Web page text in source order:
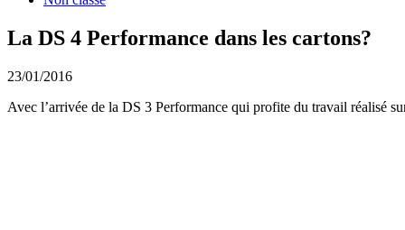
La DS 4 Performance dans les cartons?
23/01/2016
Avec l’arrivée de la DS 3 Performance qui profite du travail réalisé